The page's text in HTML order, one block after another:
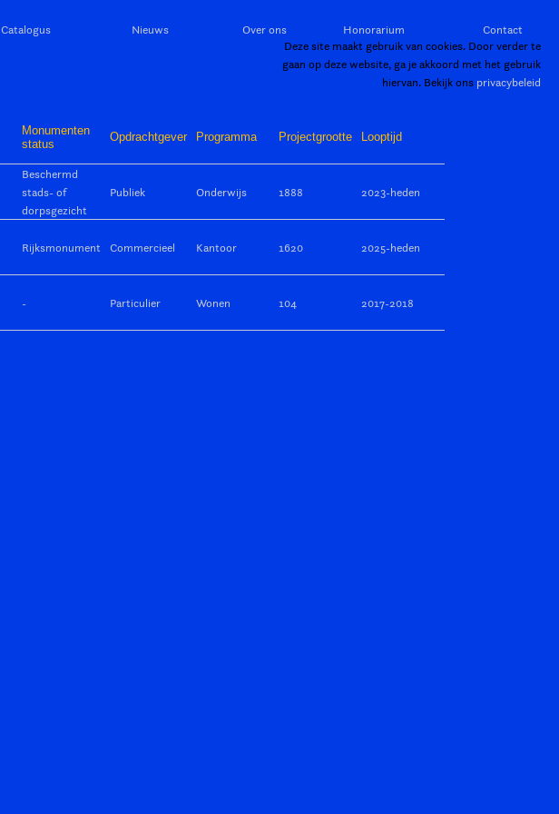
Deze site maakt gebruik van cookies. Door verder te
gaan op deze website, ga je akkoord met het gebruik
hiervan. Bekijk ons privacybeleid
Catalogus Nieuws Over ons Honorarium Contact
Monumenten
status
Opdrachtgever Programma Projectgrootte Looptijd
Beschermd
stads- of
dorpsgezicht
Publiek Onderwijs 1888 2023-heden
Rijksmonument Commercieel Kantoor 1620 2025-heden
- Particulier Wonen 104 2017-2018